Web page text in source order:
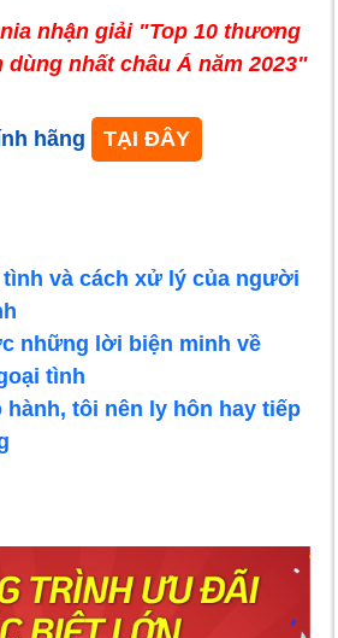
nhận giải "Top 10 thương
nhất châu Á năm 2023"
hãng TẠI ĐÂY
và cách xử lý của người
những lời biện minh về
tình
hành, tôi nên ly hôn hay tiếp